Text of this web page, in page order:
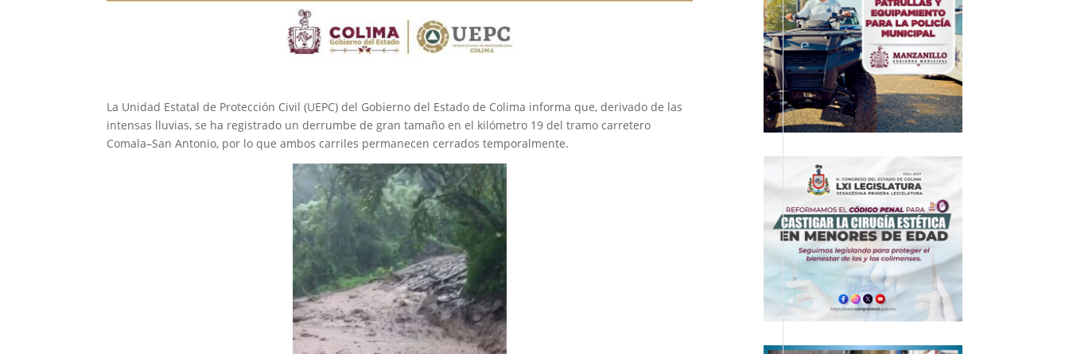
La Unidad Estatal de Protección Civil (UEPC) del Gobierno del Estado de Colima informa que, derivado de las
intensas lluvias, se ha registrado un derrumbe de gran tamaño en el kilómetro 19 del tramo carretero
Comala–San Antonio, por lo que ambos carriles permanecen cerrados temporalmente.